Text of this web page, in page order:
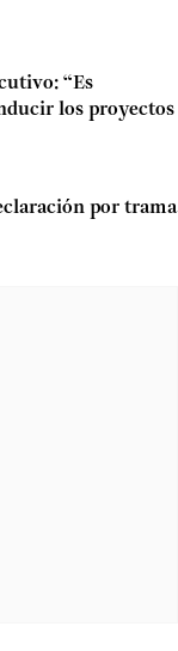
“Es
los proyectos
por trama